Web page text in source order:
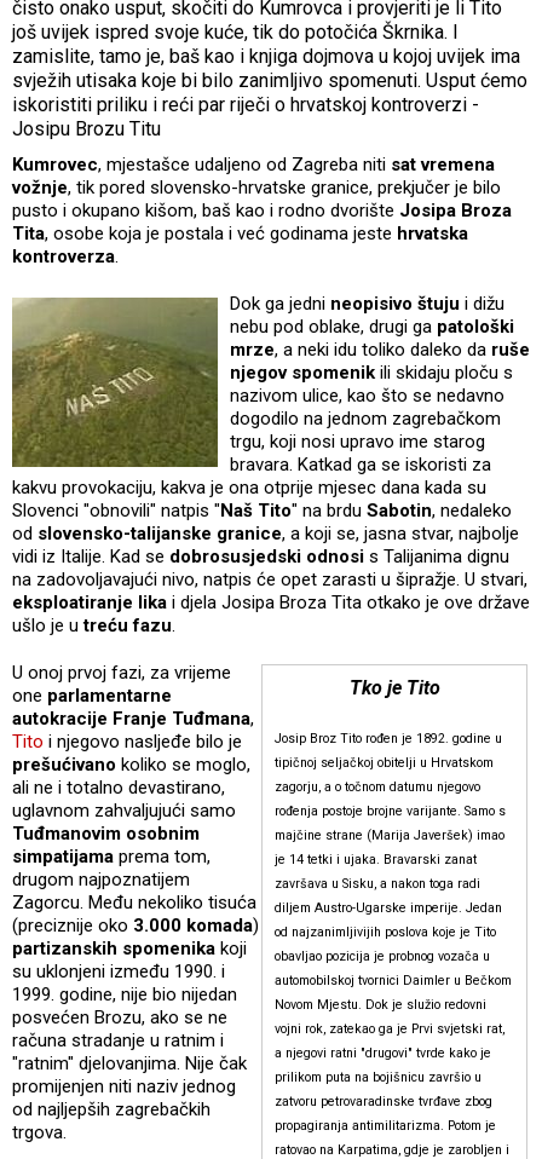
čisto onako usput, skočiti do Kumrovca i provjeriti je li Tito
još uvijek ispred svoje kuće, tik do potočića Škrnika. I
zamislite, tamo je, baš kao i knjiga dojmova u kojoj uvijek ima
svježih utisaka koje bi bilo zanimljivo spomenuti. Usput ćemo
iskoristiti priliku i reći par riječi o hrvatskoj kontroverzi -
Josipu Brozu Titu
Kumrovec, mjestašce udaljeno od Zagreba niti sat vremena
vožnje, tik pored slovensko-hrvatske granice, prekjučer je bilo
pusto i okupano kišom, baš kao i rodno dvorište Josipa Broza
Tita, osobe koja je postala i već godinama jeste hrvatska
kontroverza.
Dok ga jedni neopisivo štuju i dižu
nebu pod oblake, drugi ga patološki
mrze, a neki idu toliko daleko da ruše
njegov spomenik ili skidaju ploču s
nazivom ulice, kao što se nedavno
dogodilo na jednom zagrebačkom
trgu, koji nosi upravo ime starog
bravara. Katkad ga se iskoristi za
kakvu provokaciju, kakva je ona otprije mjesec dana kada su
Slovenci "obnovili" natpis "Naš Tito" na brdu Sabotin, nedaleko
od slovensko-talijanske granice, a koji se, jasna stvar, najbolje
vidi iz Italije. Kad se dobrosusjedski odnosi s Talijanima dignu
na zadovoljavajući nivo, natpis će opet zarasti u šipražje. U stvari,
eksploatiranje lika i djela Josipa Broza Tita otkako je ove države
ušlo je utreću fazu.
Tko je Tito
Josip Broz Tito rođen je 1892. godine u
tipičnoj seljačkoj obitelji u Hrvatskom
zagorju, a o točnom datumu njegovo
rođenja postoje brojne varijante. Samo s
majčine strane (Marija Javeršek) imao
je 14 tetki i ujaka. Bravarski zanat
završava u Sisku, a nakon toga radi
diljem Austro-Ugarske imperije. Jedan
od najzanimljivijih poslova koje je Tito
obavljao pozicija je probnog vozača u
automobilskoj tvornici Daimler u Bečkom
Novom Mjestu. Dok je služio redovni
vojni rok, zatekao ga je Prvi svjetski rat,
a njegovi ratni "drugovi" tvrde kako je
prilikom puta na bojišnicu završio u
zatvoru petrovaradinske tvrđave zbog
propagiranja antimilitarizma. Potom je
ratovao na Karpatima, gdje je zarobljen i
U onoj prvoj fazi, za vrijeme
one parlamentarne
autokracije Franje Tuđmana,
Tito i njegovo nasljeđe bilo je
prešućivano koliko se moglo,
ali ne i totalno devastirano,
uglavnom zahvaljujući samo
Tuđmanovim osobnim
simpatijama prema tom,
drugom najpoznatijem
Zagorcu. Među nekoliko tisuća
(preciznije oko 3.000 komada)
partizanskih spomenika koji
su uklonjeni između 1990. i
1999. godine, nije bio nijedan
posvećen Brozu, ako se ne
računa stradanje u ratnim i
"ratnim" djelovanjima. Nije čak
promijenjen niti naziv jednog
od najljepših zagrebačkih
trgova.